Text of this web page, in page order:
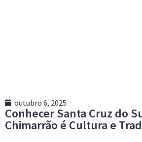
outubro 6, 2025
Conhecer Santa Cruz do
Chimarrão é Cultura e